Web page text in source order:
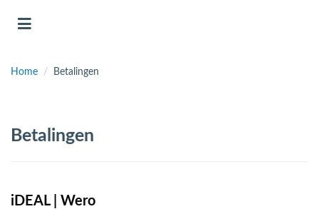
Toggle navigation
Home / Betalingen
Betalingen
iDEAL | Wero